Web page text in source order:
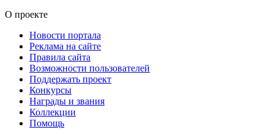
О проекте
Новости портала
Реклама на сайте
Правила сайта
Возможности пользователей
Поддержать проект
Конкурсы
Награды и звания
Коллекции
Помощь